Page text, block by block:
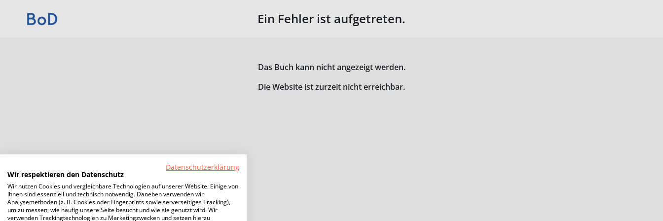
Ein Fehler ist aufgetreten.
Das Buch kann nicht angezeigt werden.
Die Website ist zurzeit nicht erreichbar.
Datenschutzerklärung
Wir respektieren den Datenschutz
Wir nutzen Cookies und vergleichbare Technologien auf unserer Website. Einige von
ihnen sind essenziell und technisch notwendig. Daneben verwenden wir
Analysemethoden (z. B. Cookies oder Fingerprints sowie serverseitiges Tracking),
um zu messen, wie häufig unsere Seite besucht und wie sie genutzt wird. Wir
verwenden Trackingtechnologien zu Marketingzwecken und setzen hierzu